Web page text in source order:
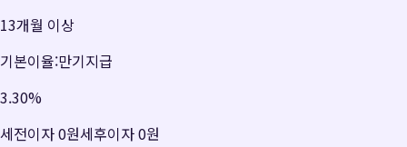
13개월 이상
기본이율:만기지급
3.30%
세전이자0원세후이자0원